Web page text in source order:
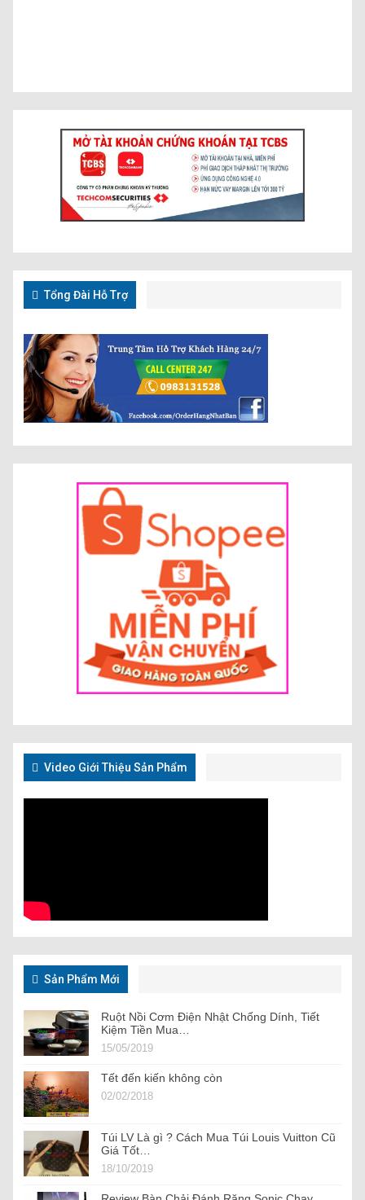
Tổng Đài Hỗ Trợ
Video Giới Thiệu Sản Phẩm
Sản Phẩm Mới
Ruột Nồi Cơm Điện Nhật Chống Dính, Tiết
Kiệm Tiền Mua…
15/05/2019
Tết đến kiến không còn
02/02/2018
Túi LV Là gì ? Cách Mua Túi Louis Vuitton Cũ
Giá Tốt…
18/10/2019